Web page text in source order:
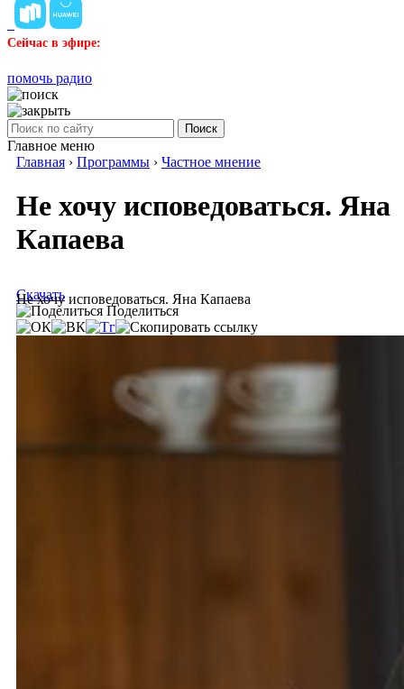
Сейчас в эфире:
помочь радио
Поиск
Главное меню
Главная › Программы › Частное мнение
Не хочу исповедоваться. Яна
Капаева
Не хочу исповедоваться. Яна Капаева
Скачать
Поделиться